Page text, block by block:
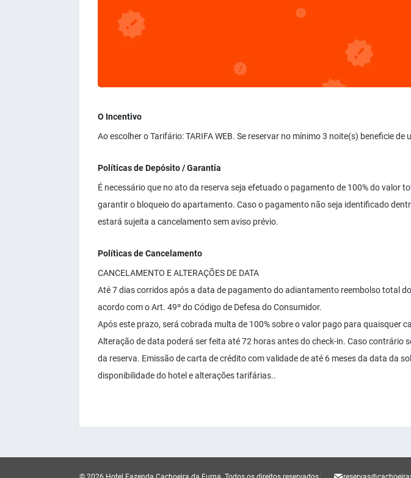
O Incentivo
Ao escolher o Tarifário: TARIFA WEB. Se reservar no mínimo 3 noite(s) beneficie de
Políticas de Depósito / Garantia
É necessário que no ato da reserva seja efetuado o pagamento de 100% do valor
garantir o bloqueio do apartamento. Caso o pagamento não seja identificado
estará sujeita a cancelamento sem aviso prévio.
Políticas de Cancelamento
CANCELAMENTO E ALTERAÇÕES DE DATA
Até 7 dias corridos após a data de pagamento do adiantamento reembolso total
acordo com o Art. 49º do Código de Defesa do Consumidor.
Após este prazo, será cobrada multa de 100% sobre o valor pago para quaisquer
Alteração de data poderá ser feita até 72 horas antes do check-in. Caso contrário
da reserva. Emissão de carta de crédito com validade de até 6 meses da data da
disponibilidade do hotel e alterações tarifárias..